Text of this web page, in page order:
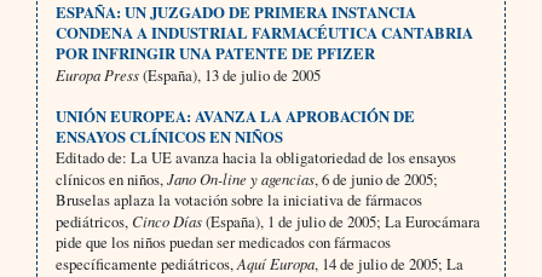
ESPAÑA: UN JUZGADO DE PRIMERA INSTANCIA
CONDENA A INDUSTRIAL FARMACÉUTICA CANTABRIA
POR INFRINGIR UNA PATENTE DE PFIZER
Europa Press(España), 13 de julio de 2005
UNIÓN EUROPEA: AVANZA LA APROBACIÓN DE
ENSAYOS CLÍNICOS EN NIÑOS
Editado de: La UE avanza hacia la obligatoriedad de los ensayos
clínicos en niños,Jano On-line y agencias, 6 de junio de 2005;
Bruselas aplaza la votación sobre la iniciativa de fármacos
pediátricos,Cinco Días(España), 1 de julio de 2005; La Eurocámara
pide que los niños puedan ser medicados con fármacos
específicamente pediátri­cos,Aquí Europa, 14 de julio de 2005; La